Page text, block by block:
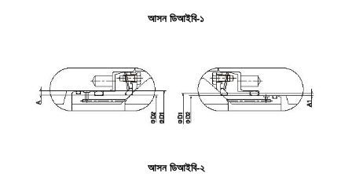
আসন ডিআইবি-১
আসন ডিআইবি-২